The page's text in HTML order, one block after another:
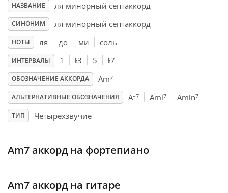
Deutsch
English
Español
НАЗВАНИЕ ля-минорный септаккорд
СИНОНИМ ля-минорный септаккорд
НОТЫ ля до ми соль
ИНТЕРВАЛЫ 1 ♭3 5 ♭7
ОБОЗНАЧЕНИЕ АККОРДА Am7
АЛЬТЕРНАТИВНЫЕ ОБОЗНАЧЕНИЯ A–7 Ami7 Amin7
ТИП Четырехзвучие
Am7 аккорд на фортепиано
Am7 аккорд на гитаре